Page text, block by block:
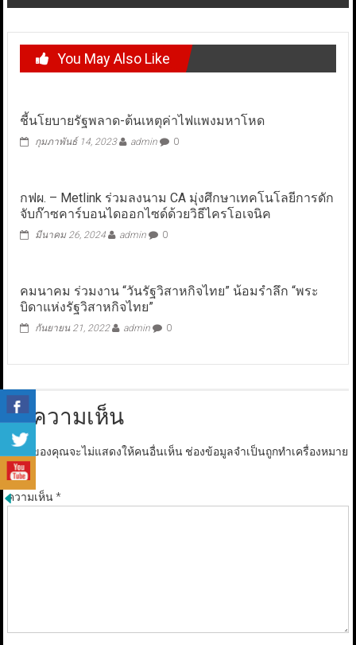
You May Also Like
ชี้นโยบายรัฐพลาด-ต้นเหตุค่าไฟแพงมหาโหด
กุมภาพันธ์ 14, 2023 admin 0
กฟผ. – Metlink ร่วมลงนาม CA มุ่งศึกษาเทคโนโลยีการดัก
จับก๊าซคาร์บอนไดออกไซด์ด้วยวิธีไครโอเจนิค
มีนาคม 26, 2024 admin 0
คมนาคม ร่วมงาน “วันรัฐวิสาหกิจไทย” น้อมรำลึก “พระ
บิดาแห่งรัฐวิสาหกิจไทย”
กันยายน 21, 2022 admin 0
ใส่ความเห็น
อีเมลของคุณจะไม่แสดงให้คนอื่นเห็น ช่องข้อมูลจำเป็นถูกทำเครื่องหมาย
*
ความเห็น*